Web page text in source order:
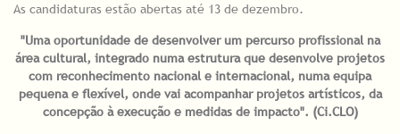
As candidaturas estão abertas até 13 de dezembro.
"Uma oportunidade de desenvolver um percurso profissional na
área cultural, integrado numa estrutura que desenvolve projetos
com reconhecimento nacional e internacional, numa equipa
pequena e flexível, onde vai acompanhar projetos artísticos, da
concepção à execução e medidas de impacto". (Ci.CLO)